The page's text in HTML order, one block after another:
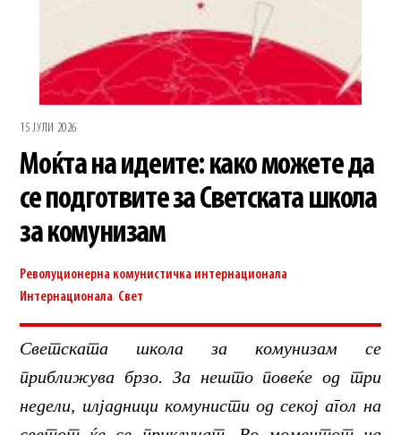
15 ЈУЛИ 2026
Моќта на идеите: како можете да
се подготвите за Светската школа
за комунизам
Револуционерна комунистичка интернационала
Интернационала Свет
Светската школа за комунизам се
приближува брзо. За нешто повеќе од три
недели, илјадници комунисти од секој агол на